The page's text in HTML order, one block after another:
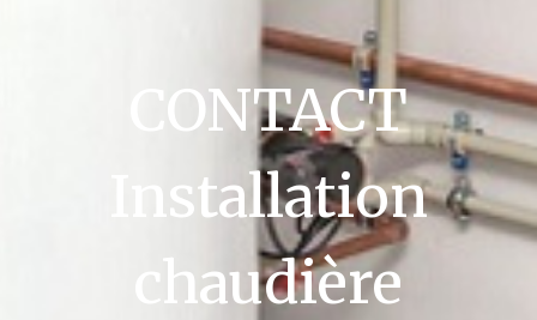
CONTACT
Installation
chaudière